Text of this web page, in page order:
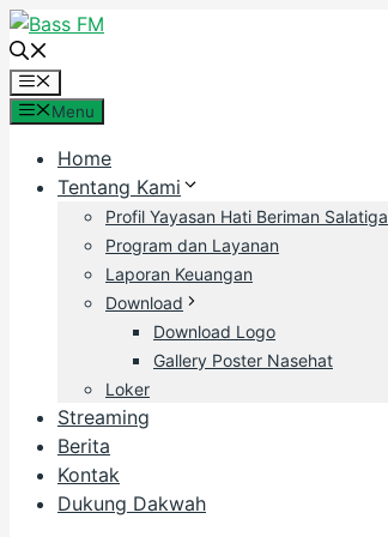
Skip
to
contentMenu
Menu
Home
Tentang Kami
Profil Yayasan Hati Beriman Salatiga
Program dan Layanan
Laporan Keuangan
Download
Download Logo
Gallery Poster Nasehat
Loker
Streaming
Berita
Kontak
Dukung Dakwah